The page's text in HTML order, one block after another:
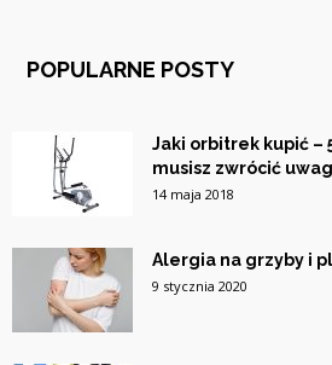
POPULARNE POSTY
Jaki orbitrek kupić –
musisz zwrócić
14 maja 2018
Alergia na grzyby i
9 stycznia 2020